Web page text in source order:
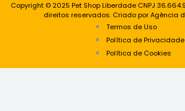
Copyright © 2025 Pet Shop Liberdade CNPJ
direitos reservados. Criado por Agência
Termos de Uso
Política de Privacidade
Política de Cookies